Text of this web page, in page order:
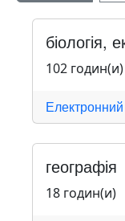
біологія,
102 годин(и)
Електронний
географія
18 годин(и)